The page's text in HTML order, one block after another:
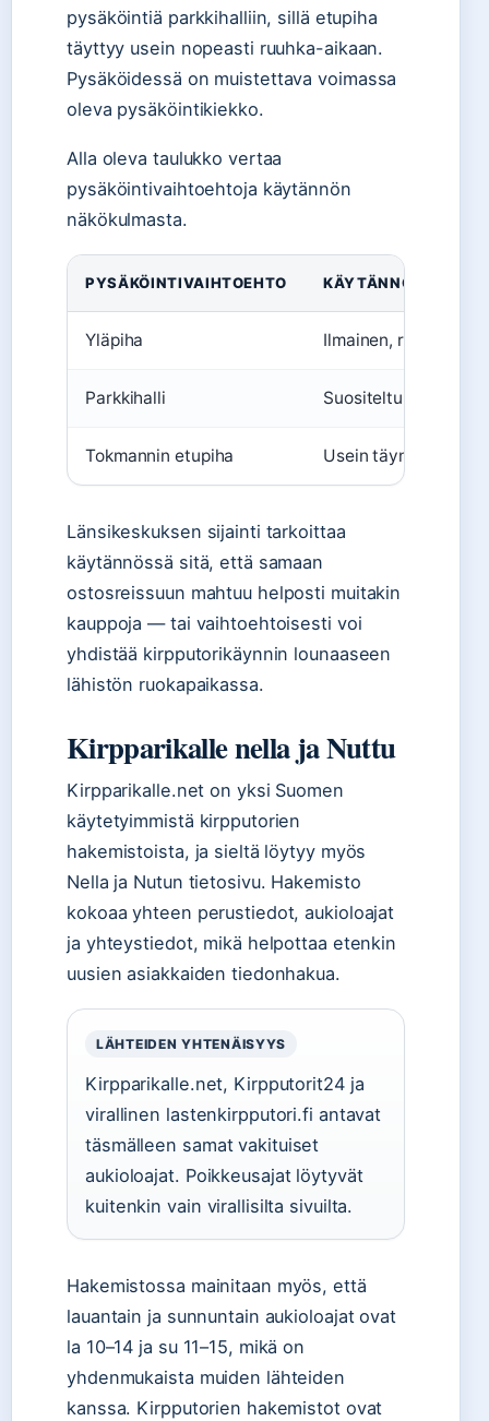
pysäköintiä parkkihalliin, sillä etupiha
täyttyy usein nopeasti ruuhka-aikaan.
Pysäköidessä on muistettava voimassa
oleva pysäköintikiekko.
Alla oleva taulukko vertaa
pysäköintivaihtoehtoja käytännön
näkökulmasta.
PYSÄKÖINTIVAIHTOEHTO KÄYTÄNNÖN
Yläpiha Ilmainen, rajoitetusti
Parkkihalli Suositeltu, paikkoja
Tokmannin etupiha Usein täynnä, ei
Länsikeskuksen sijainti tarkoittaa
käytännössä sitä, että samaan
ostosreissuun mahtuu helposti muitakin
kauppoja — tai vaihtoehtoisesti voi
yhdistää kirpputorikäynnin lounaaseen
lähistön ruokapaikassa.
Kirpparikalle nella ja Nuttu
Kirpparikalle.net on yksi Suomen
käytetyimmistä kirpputorien
hakemistoista, ja sieltä löytyy myös
Nella ja Nutun tietosivu. Hakemisto
kokoaa yhteen perustiedot, aukioloajat
ja yhteystiedot, mikä helpottaa etenkin
uusien asiakkaiden tiedonhakua.
LÄHTEIDEN YHTENÄISYYS
Kirpparikalle.net, Kirpputorit24 ja
virallinen lastenkirpputori.fi antavat
täsmälleen samat vakituiset
aukioloajat. Poikkeusajat löytyvät
kuitenkin vain virallisilta sivuilta.
Hakemistossa mainitaan myös, että
lauantain ja sunnuntain aukioloajat ovat
la 10–14 ja su 11–15, mikä on
yhdenmukaista muiden lähteiden
kanssa. Kirpputorien hakemistot ovat